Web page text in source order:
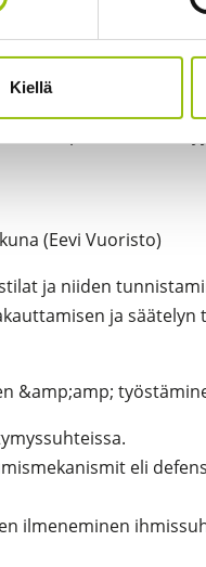
Kiellä
liittyminen ja
empaattinen
(Eevi Vuoristo)
ja niiden
ja säätelyn
&amp;amp;
eli
ilmeneminen